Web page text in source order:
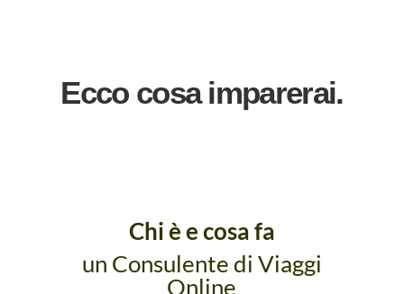
Ecco cosa imparerai.
Chi è e cosa fa
un Consulente di Viaggi
Online